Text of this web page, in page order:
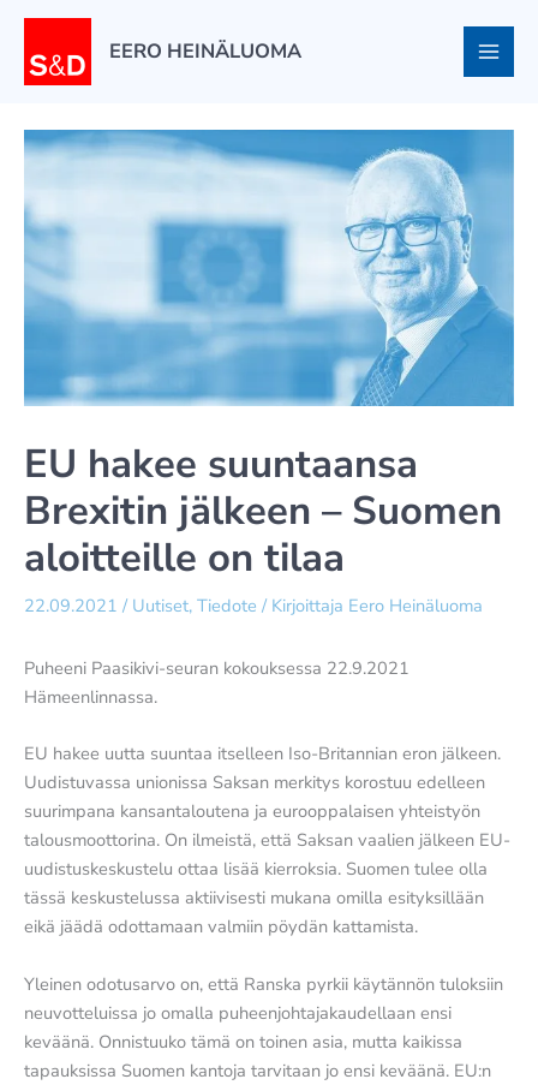
Siirry
EERO HEINÄLUOMA
EU hakee suuntaansa
Brexitin jälkeen – Suomen
aloitteille on tilaa
22.09.2021 / Uutiset, Tiedote / Kirjoittaja Eero Heinäluoma
Puheeni Paasikivi-seuran kokouksessa 22.9.2021
Hämeenlinnassa.
EU hakee uutta suuntaa itselleen Iso-Britannian eron jälkeen.
Uudistuvassa unionissa Saksan merkitys korostuu edelleen
suurimpana kansantaloutena ja eurooppalaisen yhteistyön
talousmoottorina. On ilmeistä, että Saksan vaalien jälkeen EU-
uudistuskeskustelu ottaa lisää kierroksia. Suomen tulee olla
tässä keskustelussa aktiivisesti mukana omilla esityksillään
eikä jäädä odottamaan valmiin pöydän kattamista.
Yleinen odotusarvo on, että Ranska pyrkii käytännön tuloksiin
neuvotteluissa jo omalla puheenjohtajakaudellaan ensi
keväänä. Onnistuuko tämä on toinen asia, mutta kaikissa
tapauksissa Suomen kantoja tarvitaan jo ensi keväänä. EU:n